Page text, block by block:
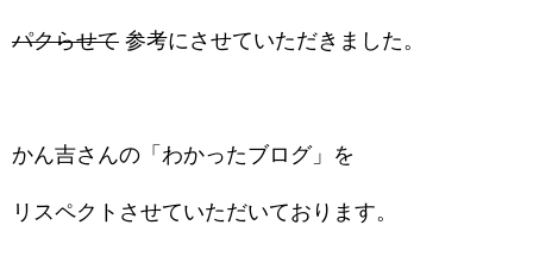
パクらせて 参考にさせていただきました。
かん吉さんの「わかったブログ」を
リスペクトさせていただいております。